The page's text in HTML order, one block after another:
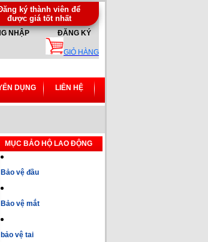
ký thành viên để
được giá tốt nhất
NHẬP ĐĂNG KÝ
GIỎ HÀNG
DỤNG LIÊN HỆ
MỤC BẢO HỘ LAO ĐỘNG
Bảo vệ đầu
Bảo vệ mắt
bảo vệ tai